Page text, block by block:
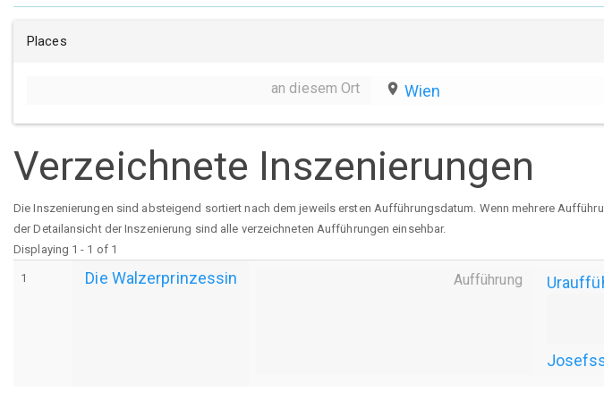
Places
an diesem Ort place Wien
Verzeichnete Inszenierungen
Die Inszenierungen sind absteigend sortiert nach dem jeweils ersten Aufführungsdatum. Wenn mehrere
der Detailansicht der Inszenierung sind alle verzeichneten Aufführungen einsehbar.
Displaying 1 - 1 of 1
1 Die Walzerprinzessin Aufführung